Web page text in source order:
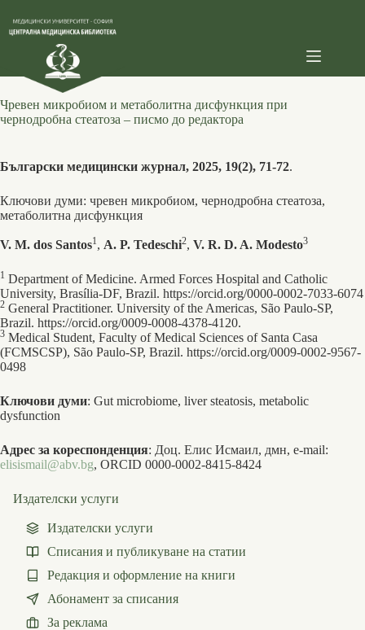
content
Чревен микробиом и метаболитна дисфункция при
чернодробна стеатоза – писмо до редактора
Български медицински журнал, 2025, 19(2), 71-72.
Ключови думи: чревен микробиом, чернодробна стеатоза,
метаболитна дисфункция
V. M. dos Santos1, A. P. Tedeschi2, V. R. D. A. Modesto3
1 Department of Medicine. Armed Forces Hospital and Catholic
University, Brasília-DF, Brazil. https://orcid.org/0000-0002-7033-6074
2 General Practitioner. University of the Americas, São Paulo-SP,
Brazil. https://orcid.org/0009-0008-4378-4120.
3 Medical Student, Faculty of Medical Sciences of Santa Casa
(FCMSCSP), São Paulo-SP, Brazil. https://orcid.org/0009-0002-9567-
0498
Ключови думи: Gut microbiome, liver steatosis, metabolic
dysfunction
Адрес за кореспонденция: Доц. Елис Исмаил, дмн, e-mail:
elisismail@abv.bg, ORCID 0000-0002-8415-8424
Издателски услуги
Издателски услуги
Списания и публикуване на статии
Редакция и оформление на книги
Абонамент за списания
За реклама